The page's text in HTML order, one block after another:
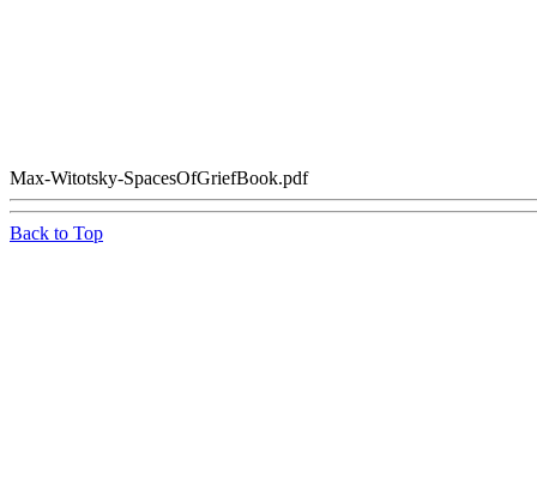
Max-Witotsky-SpacesOfGriefBook.pdf
Back to Top